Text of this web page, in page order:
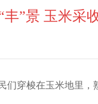
”景 玉米采
穿梭在玉米地里